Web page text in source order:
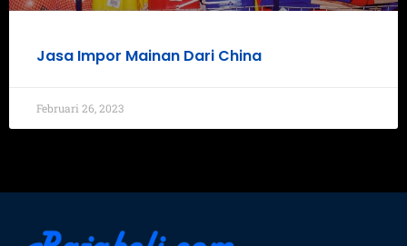
Jasa Impor Mainan Dari China
Februari 26, 2023